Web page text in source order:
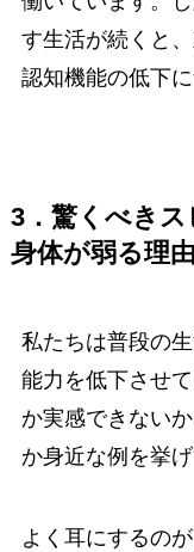
す生活が続くと
認知機能の低下
3．驚くべき
身体が弱る理由
私たちは普段の
能力を低下させ
か実感できない
か身近な例を挙げ
よく耳にするの